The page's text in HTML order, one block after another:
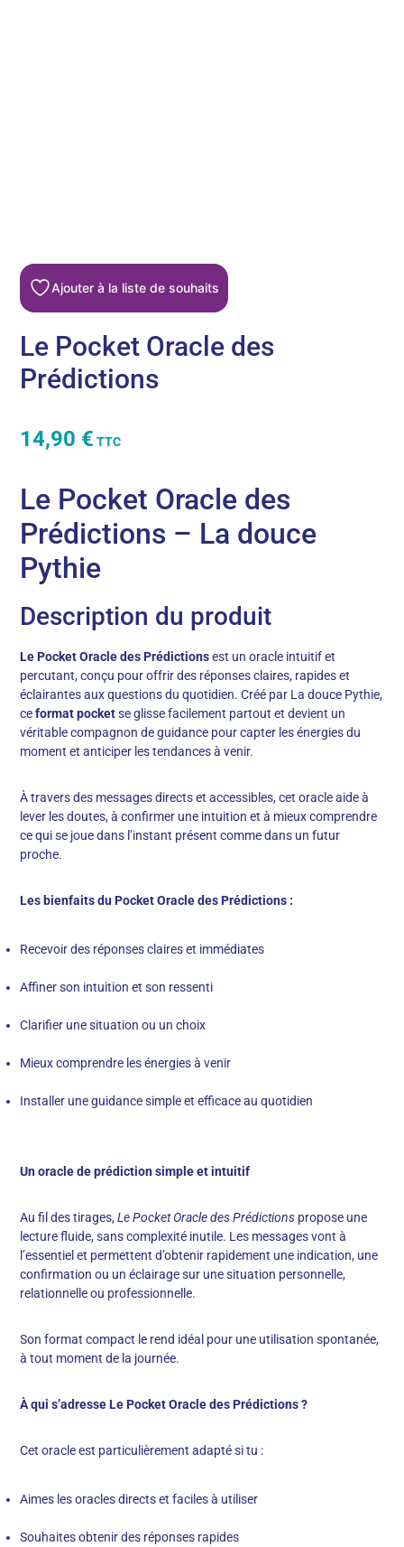
Ajouter à la liste de souhaits
Le Pocket Oracle des
Prédictions
14,90 € TTC
Le Pocket Oracle des
Prédictions – La douce
Pythie
Description du produit
Le Pocket Oracle des Prédictionsest un oracle intuitif et
percutant, conçu pour offrir des réponses claires, rapides et
éclairantes aux questions du quotidien. Créé par La douce Pythie,
ceformat pocketse glisse facilement partout et devient un
véritable compagnon de guidance pour capter les énergies du
moment et anticiper les tendances à venir.
À travers des messages directs et accessibles, cet oracle aide à
lever les doutes, à confirmer une intuition et à mieux comprendre
ce qui se joue dans l’instant présent comme dans un futur
proche.
Les bienfaits du Pocket Oracle des Prédictions :
Recevoir des réponses claires et immédiates
Affiner son intuition et son ressenti
Clarifier une situation ou un choix
Mieux comprendre les énergies à venir
Installer une guidance simple et efficace au quotidien
Un oracle de prédiction simple et intuitif
Au fil des tirages,Le Pocket Oracle des Prédictions propose une
lecture fluide, sans complexité inutile. Les messages vont à
l’essentiel et permettent d’obtenir rapidement une indication, une
confirmation ou un éclairage sur une situation personnelle,
relationnelle ou professionnelle.
Son format compact le rend idéal pour une utilisation spontanée,
à tout moment de la journée.
À qui s’adresse Le Pocket Oracle des Prédictions ?
Cet oracle est particulièrement adapté si tu :
Aimes les oracles directs et faciles à utiliser
Souhaites obtenir des réponses rapides